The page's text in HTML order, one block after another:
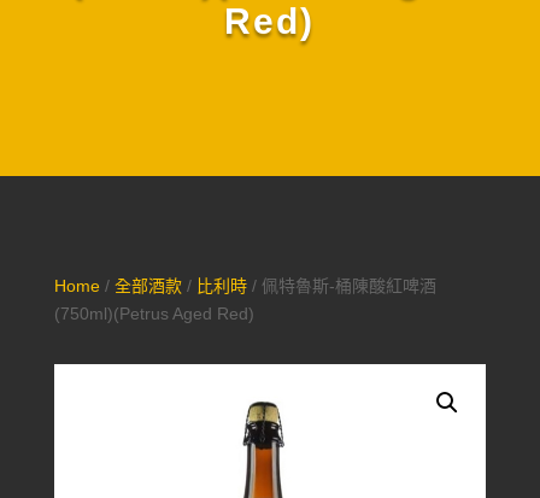
Red)
Home/ 全部酒款/ 比利時/ 佩特魯斯-桶陳酸紅啤酒
(750ml)(Petrus Aged Red)